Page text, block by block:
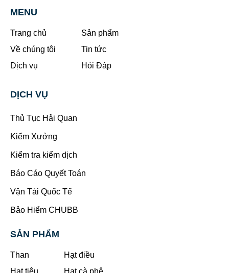
MENU
Trang chủ
Về chúng tôi
Dịch vụ
Sản phẩm
Tin tức
Hỏi Đáp
DỊCH VỤ
Thủ Tục Hải Quan
Kiểm Xưởng
Kiểm tra kiểm dịch
Báo Cáo Quyết Toán
Vận Tải Quốc Tế
Bảo Hiểm CHUBB
SẢN PHẨM
Than
Hạt điều